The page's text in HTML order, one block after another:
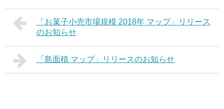
「お菓子小売市場規模 2018年 マップ」リリース
のお知らせ
「島面積 マップ」リリースのお知らせ